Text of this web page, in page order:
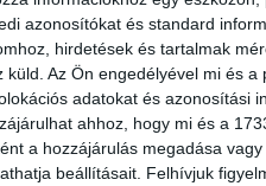
azonosítókat és standard
hirdetések és tartalmak
Az Ön engedélyével mi és a
adatokat és azonosítási
ahhoz, hogy mi és a
a hozzájárulás megadása
beállításait. Felhívjuk
kalandok a TV Paprika új